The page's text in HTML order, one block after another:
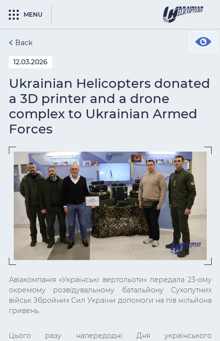
MENU
Back
12.03.2026
Ukrainian Helicopters donated
a 3D printer and a drone
complex to Ukrainian Armed
Forces
Авіакомпанія «Українські вертольоти» передала 23-ому
окремому розвідувальному батальйону Сухопутних
військ Збройних Сил України допомоги на пів мільйона
гривень.
Цього разу напередодні Дня українського